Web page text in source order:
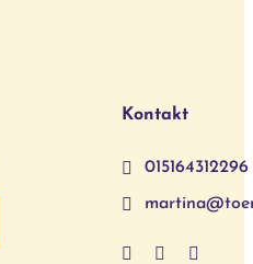
Kontakt
015164312296